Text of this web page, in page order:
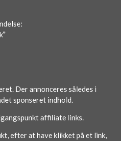
Der annonceres således i
sponseret indhold.
affiliate links.
efter at have klikket på et link,